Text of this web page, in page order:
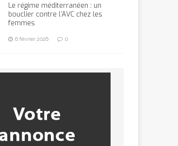
Le régime méditerranéen : un
bouclier contre l’AVC chez les
femmes
6 février 2026 0